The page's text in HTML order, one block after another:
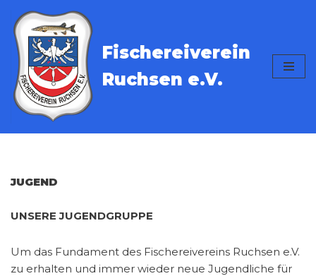
Zum
Inhalt
springen
Fischereiverein
Ruchsen e.V.
JUGEND
UNSERE JUGENDGRUPPE
Um das Fundament des Fischereivereins Ruchsen e.V.
zu erhalten und immer wieder neue Jugendliche für